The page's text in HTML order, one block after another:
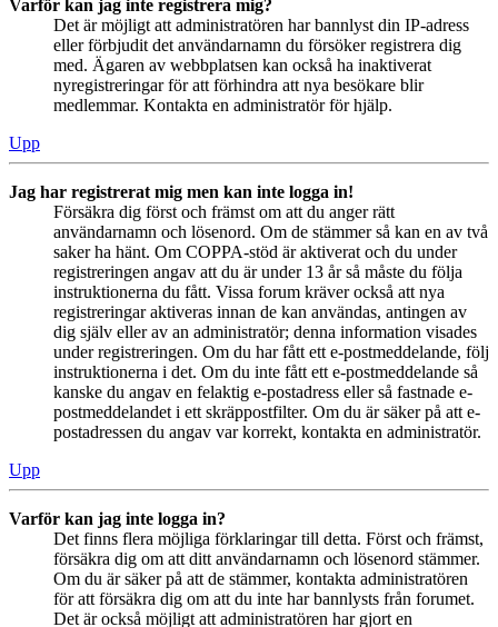
Varför kan jag inte registrera mig?
Det är möjligt att administratören har bannlyst din IP-adress
eller förbjudit det användarnamn du försöker registrera dig
med. Ägaren av webbplatsen kan också ha inaktiverat
nyregistreringar för att förhindra att nya besökare blir
medlemmar. Kontakta en administratör för hjälp.
Upp
Jag har registrerat mig men kan inte logga in!
Försäkra dig först och främst om att du anger rätt
användarnamn och lösenord. Om de stämmer så kan en av två
saker ha hänt. Om COPPA-stöd är aktiverat och du under
registreringen angav att du är under 13 år så måste du följa
instruktionerna du fått. Vissa forum kräver också att nya
registreringar aktiveras innan de kan användas, antingen av
dig själv eller av an administratör; denna information visades
under registreringen. Om du har fått ett e-postmeddelande, följ
instruktionerna i det. Om du inte fått ett e-postmeddelande så
kanske du angav en felaktig e-postadress eller så fastnade e-
postmeddelandet i ett skräppostfilter. Om du är säker på att e-
postadressen du angav var korrekt, kontakta en administratör.
Upp
Varför kan jag inte logga in?
Det finns flera möjliga förklaringar till detta. Först och främst,
försäkra dig om att ditt användarnamn och lösenord stämmer.
Om du är säker på att de stämmer, kontakta administratören
för att försäkra dig om att du inte har bannlysts från forumet.
Det är också möjligt att administratören har gjort en